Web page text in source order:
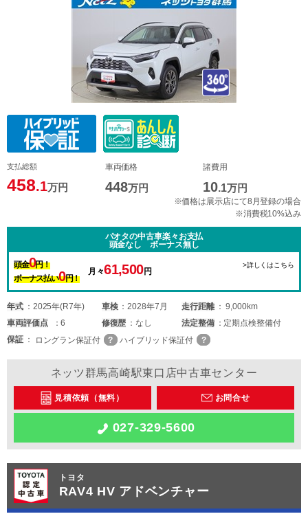
支払総額
458.1万円
車両価格
448万円
諸費用
10.1万円
※価格は展示店にて8月登録の場合
※消費税10%込み
パオタの中古車楽々お支払
頭金なし ボーナス無し
頭金0円！
ボーナス払い0円！
月々61,500円
>詳しくはこちら
年式 2025年(R7年) 車検 2028年7月 走行距離
9,000km
車両評価点 6 修復歴 なし 法定整備
定期点検整備付
保証
ロングラン保証付 ハイブリッド保証付
ネッツ群馬高崎駅東口店中古車センター
見積依頼（無料） お問合せ
027-329-5600
トヨタ
RAV4 HV アドベンチャー